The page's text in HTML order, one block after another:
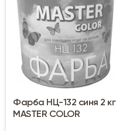
Фарба НЦ-132 синя 2 кг
MASTER COLOR